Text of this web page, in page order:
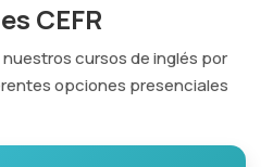
CEFR
cursos de inglés por
opciones presenciales